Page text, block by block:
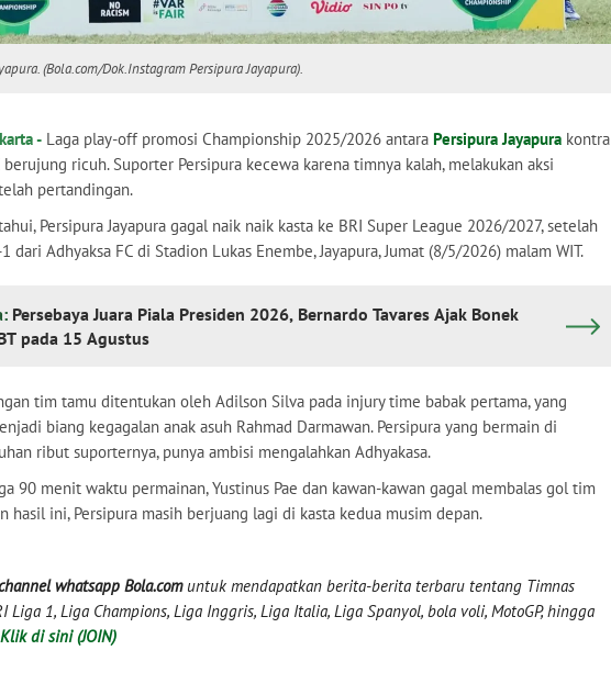
(Bola.com/Dok.Instagram Persipura Jayapura).
- Laga play-off promosi Championship 2025/2026 antara Persipura Jayapura kontra
berujung ricuh. Suporter Persipura kecewa karena timnya kalah, melakukan aksi
pertandingan.
Persipura Jayapura gagal naik naik kasta ke BRI Super League 2026/2027, setelah
dari Adhyaksa FC di Stadion Lukas Enembe, Jayapura, Jumat (8/5/2026) malam WIT.
Persebaya Juara Piala Presiden 2026, Bernardo Tavares Ajak Bonek
pada 15 Agustus
tim tamu ditentukan oleh Adilson Silva pada injury time babak pertama, yang
biang kegagalan anak asuh Rahmad Darmawan. Persipura yang bermain di
ribut suporternya, punya ambisi mengalahkan Adhyakasa.
90 menit waktu permainan, Yustinus Pae dan kawan-kawan gagal membalas gol tim
hasil ini, Persipura masih berjuang lagi di kasta kedua musim depan.
whatsapp Bola.comuntuk mendapatkan berita-berita terbaru tentang Timnas
Liga 1, Liga Champions, Liga Inggris, Liga Italia, Liga Spanyol, bola voli, MotoGP, hingga
Klik di sini (JOIN)